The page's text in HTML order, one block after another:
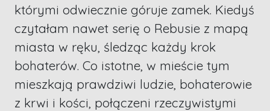
którymi odwiecznie góruje zamek. Kiedyś
czytałam nawet serię o Rebusie z mapą
miasta w ręku, śledząc każdy krok
bohaterów. Co istotne, w mieście tym
mieszkają prawdziwi ludzie, bohaterowie
z krwi i kości, połączeni rzeczywistymi